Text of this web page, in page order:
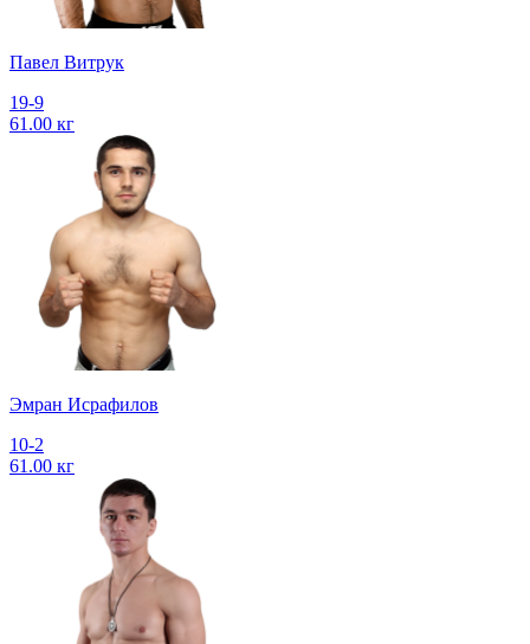
Павел Витрук
19-9
61.00 кг
Эмран Исрафилов
10-2
61.00 кг